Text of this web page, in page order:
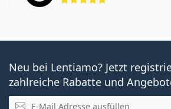
Neu bei Lentiamo? Jetzt
zahlreiche Rabatte und
E-Mail